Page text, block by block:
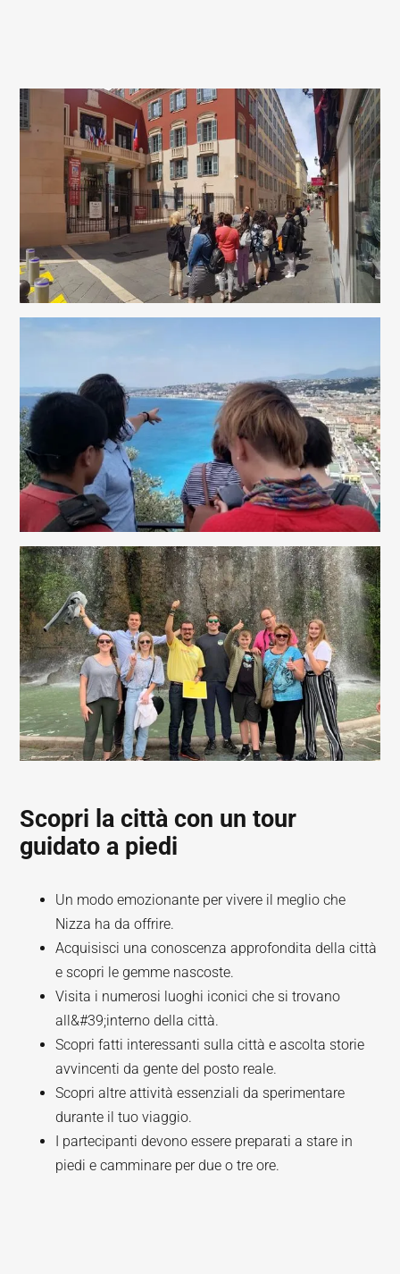
Scopri la città con un tour
guidato a piedi
Un modo emozionante per vivere il meglio che
Nizza ha da offrire.
Acquisisci una conoscenza approfondita della città
e scopri le gemme nascoste.
Visita i numerosi luoghi iconici che si trovano
all&#39;interno della città.
Scopri fatti interessanti sulla città e ascolta storie
avvincenti da gente del posto reale.
Scopri altre attività essenziali da sperimentare
durante il tuo viaggio.
I partecipanti devono essere preparati a stare in
piedi e camminare per due o tre ore.